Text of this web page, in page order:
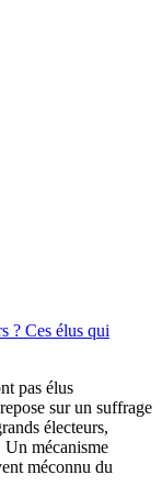
? Ces élus qui
pas élus
sur un suffrage
électeurs,
Un mécanisme
méconnu du